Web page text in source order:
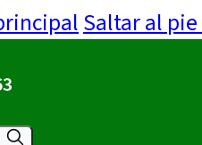
Saltar al